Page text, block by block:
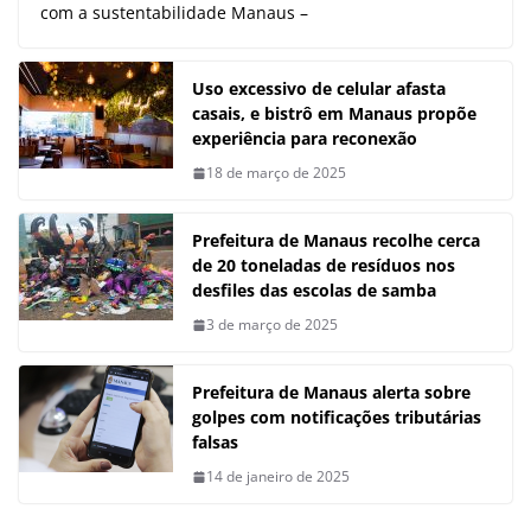
com a sustentabilidade Manaus –
Uso excessivo de celular afasta
casais, e bistrô em Manaus propõe
experiência para reconexão
18 de março de 2025
Prefeitura de Manaus recolhe cerca
de 20 toneladas de resíduos nos
desfiles das escolas de samba
3 de março de 2025
Prefeitura de Manaus alerta sobre
golpes com notificações tributárias
falsas
14 de janeiro de 2025